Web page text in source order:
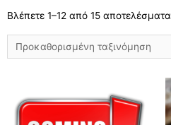
Βλέπετε 1–12 από 15 αποτελέσματα